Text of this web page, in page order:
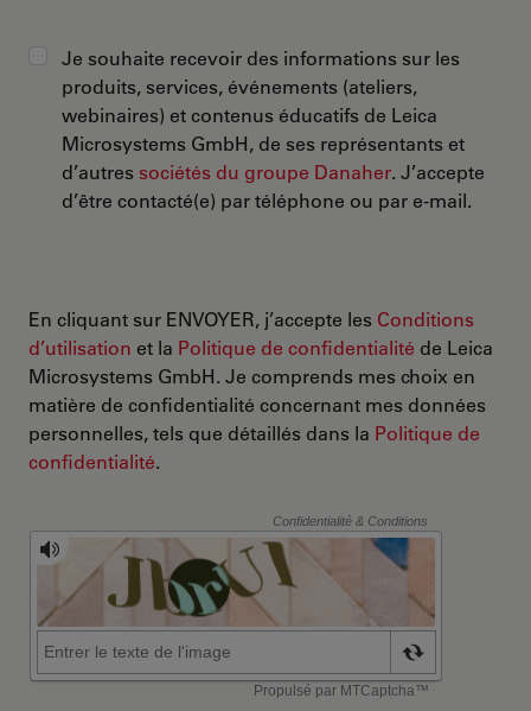
Je souhaite recevoir des informations sur les
produits, services, événements (ateliers,
webinaires) et contenus éducatifs de Leica
Microsystems GmbH, de ses représentants et
d’autres sociétés du groupe Danaher. J’accepte
d’être contacté(e) par téléphone ou par e-mail.
En cliquant sur ENVOYER, j’accepte les Conditions
d’utilisation et la Politique de confidentialité de Leica
Microsystems GmbH. Je comprends mes choix en
matière de confidentialité concernant mes données
personnelles, tels que détaillés dans la Politique de
confidentialité.